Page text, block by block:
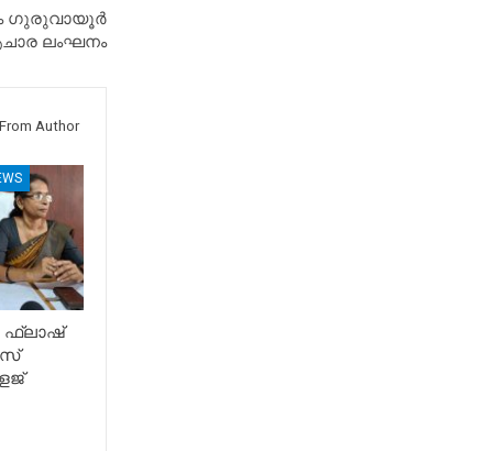
ഗുരുവായൂർ
ലംഘനം
Author
ഫ്ലാഷ്